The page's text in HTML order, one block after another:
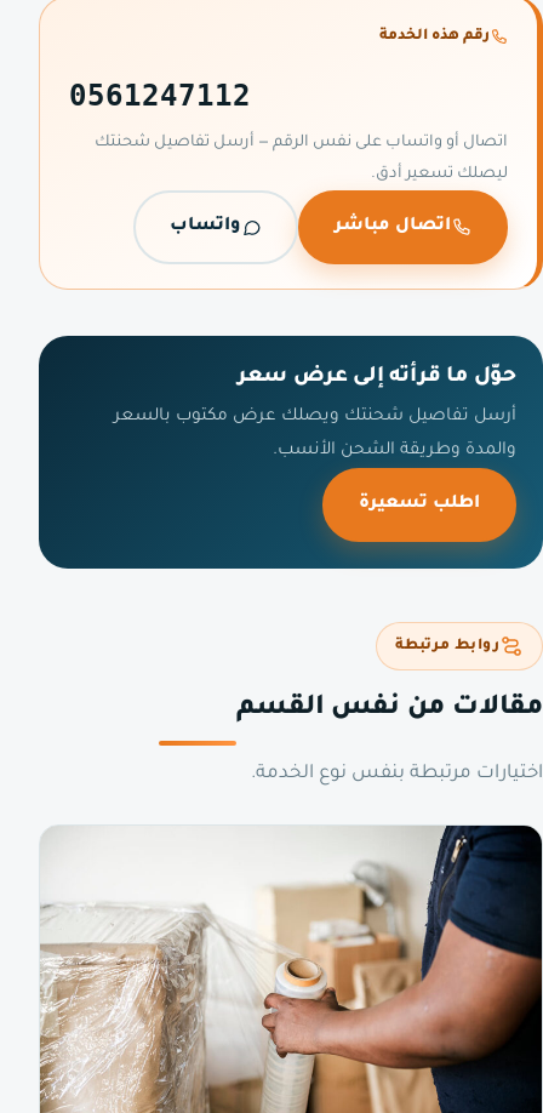
رقم هذه الخدمة
0561247112
اتصال أو واتساب على نفس الرقم — أرسل تفاصيل شحنتك
ليصلك تسعير أدق.
اتصال مباشر واتساب
حوّل ما قرأته إلى عرض سعر
أرسل تفاصيل شحنتك ويصلك عرض مكتوب بالسعر
والمدة وطريقة الشحن الأنسب.
اطلب تسعيرة
روابط مرتبطة
مقالات من نفس القسم
اختيارات مرتبطة بنفس نوع الخدمة.